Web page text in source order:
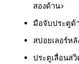
สองด้าน>
มือจับประตูด้
สปอยเลอร์หลั
ประตูเลื่อนส